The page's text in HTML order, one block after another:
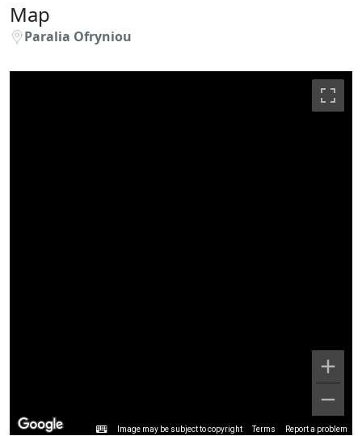
Map
Paralia Ofryniou
Image may be subject to copyright Terms Report a problem